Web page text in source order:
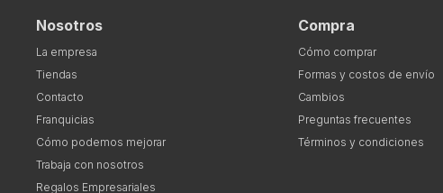
Nosotros
La empresa
Tiendas
Contacto
Franquicias
Cómo podemos mejorar
Trabaja con nosotros
Regalos Empresariales
Compra
Cómo comprar
Formas y costos de envío
Cambios
Preguntas frecuentes
Términos y condiciones